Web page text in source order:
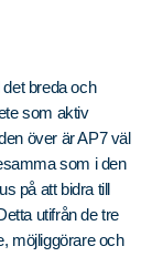
breda och
som aktiv
över är AP7 väl
som i den
på att bidra till
utifrån de tre
möjliggörare och